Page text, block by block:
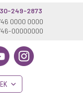
249-2873
0000 0000
00000000